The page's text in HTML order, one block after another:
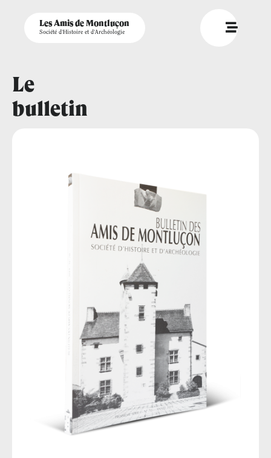
Les Amis de Montluçon
Société d'Histoire et d'Archéologie
Le
bulletin